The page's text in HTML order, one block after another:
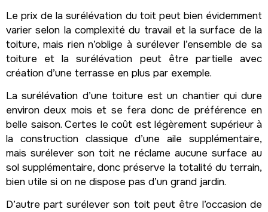
Le prix de la surélévation du toit peut bien évidemment
varier selon la complexité du travail et la surface de la
toiture, mais rien n’oblige à surélever l’ensemble de sa
toiture et la surélévation peut être partielle avec
création d’une terrasse en plus par exemple.
La surélévation d’une toiture est un chantier qui dure
environ deux mois et se fera donc de préférence en
belle saison. Certes le coût est légèrement supérieur à
la construction classique d’une aile supplémentaire,
mais surélever son toit ne réclame aucune surface au
sol supplémentaire, donc préserve la totalité du terrain,
bien utile si on ne dispose pas d’un grand jardin.
D’autre part surélever son toit peut être l’occasion de